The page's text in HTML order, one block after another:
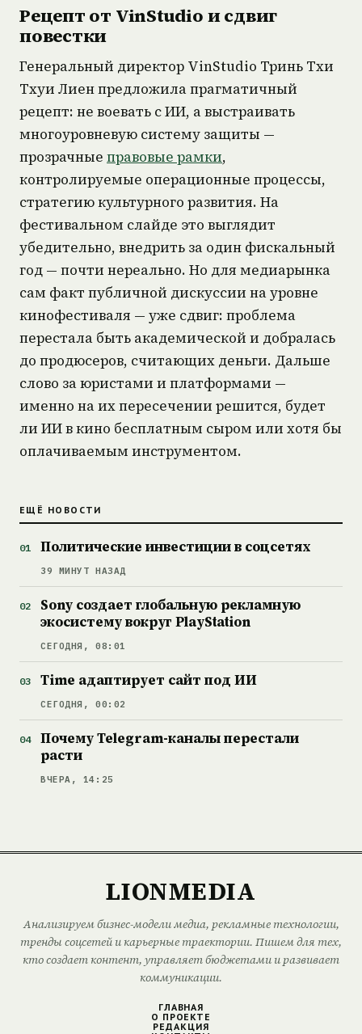
Рецепт от VinStudio и сдвиг
повестки
Генеральный директор VinStudio Тринь Тхи
Тхуи Лиен предложила прагматичный
рецепт: не воевать с ИИ, а выстраивать
многоуровневую систему защиты —
прозрачные правовые рамки,
контролируемые операционные процессы,
стратегию культурного развития. На
фестивальном слайде это выглядит
убедительно, внедрить за один фискальный
год — почти нереально. Но для медиарынка
сам факт публичной дискуссии на уровне
кинофестиваля — уже сдвиг: проблема
перестала быть академической и добралась
до продюсеров, считающих деньги. Дальше
слово за юристами и платформами —
именно на их пересечении решится, будет
ли ИИ в кино бесплатным сыром или хотя бы
оплачиваемым инструментом.
ЕЩЁ НОВОСТИ
Политические инвестиции в соцсетях
39 МИНУТ НАЗАД
Sony создает глобальную рекламную
экосистему вокруг PlayStation
СЕГОДНЯ, 08:01
Time адаптирует сайт под ИИ
СЕГОДНЯ, 00:02
Почему Telegram-каналы перестали
расти
ВЧЕРА, 14:25
LIONMEDIA
Анализируем бизнес-модели медиа, рекламные технологии,
тренды соцсетей и карьерные траектории. Пишем для тех,
кто создает контент, управляет бюджетами и развивает
коммуникации.
ГЛАВНАЯ
О ПРОЕКТЕ
РЕДАКЦИЯ